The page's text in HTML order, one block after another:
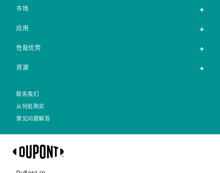
市场
应用
性能优势
资源
联系我们
从何处购买
常见问题解答